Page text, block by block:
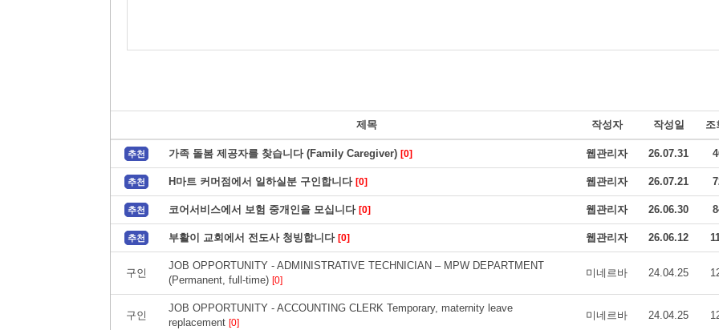
제목 작성자 작성일 조
추천 가족 돌봄 제공자를 찾습니다 (Family Caregiver) [0] 웹관리자 26.07.31
추천 H마트 커머점에서 일하실분 구인합니다 [0] 웹관리자 26.07.21
추천 코어서비스에서 보험 중개인을 모십니다 [0] 웹관리자 26.06.30
추천 부활이 교회에서 전도사 청빙합니다 [0] 웹관리자 26.06.12
구인
JOB OPPORTUNITY - ADMINISTRATIVE TECHNICIAN ‒ MPW DEPARTMENT
(Permanent, full-time) [0]
미네르바 24.04.25
구인
JOB OPPORTUNITY - ACCOUNTING CLERK Temporary, maternity leave
replacement [0]
미네르바 24.04.25